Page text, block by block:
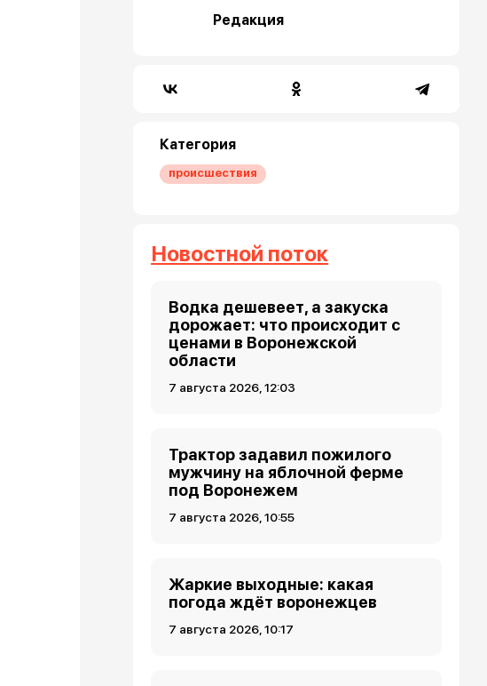
Редакция
Категория
происшествия
Новостной поток
Водка дешевеет, а закуска
дорожает: что происходит с
ценами в Воронежской
области
7 августа 2026, 12:03
Трактор задавил пожилого
мужчину на яблочной ферме
под Воронежем
7 августа 2026, 10:55
Жаркие выходные: какая
погода ждёт воронежцев
7 августа 2026, 10:17